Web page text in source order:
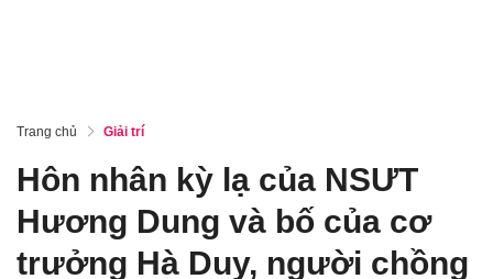
Trang chủ Giải trí
Hôn nhân kỳ lạ của NSƯT
Hương Dung và bố của cơ
trưởng Hà Duy, người chồng